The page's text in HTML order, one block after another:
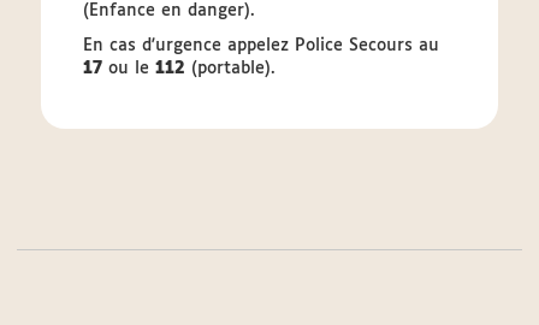
(Enfance en danger).
En cas d'urgence appelez Police Secours au
17 ou le 112 (portable).